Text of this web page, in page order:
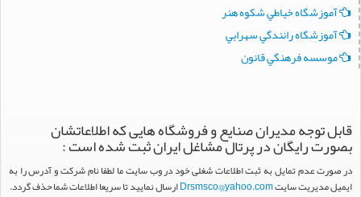
آموزشگاه خياطي شکوه هنر
آموزشگاه رانندگي سهرابي
موسسه فرهنگي قانون
قابل توجه مدیران صنایع و فروشگاه هایی که اطلاعاتشان
بصورت رایگان در پرتال مشاغل ایران ثبت شده است :
در صورت عدم تمایل به ثبت اطلاعات شغلی خود در وب سایت ما لطفا نام شرکت و آدرس را به
ایمیل مدیریت سایتDrsmsco@yahoo.comارسال نمایید تا سریعا اطلاعات شما حذف گردد.